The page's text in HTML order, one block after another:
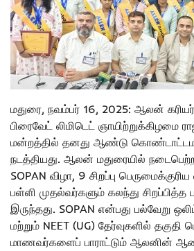
மதுரை, நவம்பர் 16, 2025: ஆலன்
பிரைவேட் லிமிடெட் ஞாயிற்றுக்கிழமை
மன்றத்தில் தனது ஆண்டு
நடத்தியது. ஆலன் மதுரையில்
SOPAN விழா, 9 சிறப்பு
பள்ளி முதல்வர்களும் கலந்து சிறப்பித்த
இருந்தது. SOPAN என்பது பல்வேறு
மற்றும் NEET (UG) தேர்வுகளில் தகுதி
மாணவர்களைப் பாராட்டும் ஆலனின்